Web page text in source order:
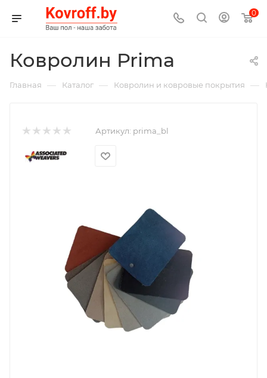
0
Ковролин Prima
Главная — Каталог — Ковролин и ковровые покрытия —
Артикул: prima_bl